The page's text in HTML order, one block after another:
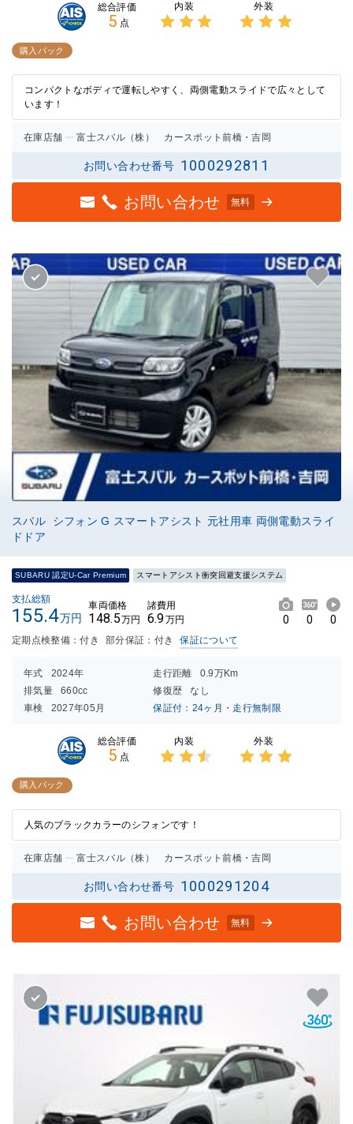
総合評価
5 点
内装 外装
購入パック
コンパクトなボディで運転しやすく、両側電動スライドで広々として
います！
在庫店舗 富士スバル（株） カースポット前橋・吉岡
お問い合わせ番号 1000292811
お問い合わせ 無料
スバル シフォン G スマートアシスト 元社用車 両側電動スライ
ドドア
SUBARU 認定U-Car Premium スマートアシスト衝突回避支援システム
支払総額
155.4万円
車両価格
148.5万円
諸費用
6.9万円 0 0 0
定期点検整備：付き 部分保証：付き 保証について
年式 2024年 走行距離
0.9万Km
排気量
660cc 修復歴
なし
車検
2027年05月 保証付：24ヶ月・走行無制限
総合評価
5 点
内装 外装
購入パック
人気のブラックカラーのシフォンです！
在庫店舗 富士スバル（株） カースポット前橋・吉岡
お問い合わせ番号 1000291204
お問い合わせ 無料